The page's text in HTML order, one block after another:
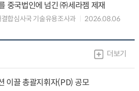
중국법인에 넘긴 ㈜세라젬 제재
합심사국 기술유용조사과
2026.08.06
더보기
이끌 총괄지휘자(PD) 공모